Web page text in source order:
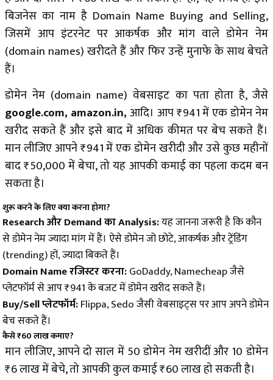
बिजनेस का नाम है Domain Name Buying and Selling,
जिसमें आप इंटरनेट पर आकर्षक और मांग वाले डोमेन नेम
(domain names) खरीदते हैं और फिर उन्हें मुनाफे के साथ बेचते
हैं।
डोमेन नेम (domain name) वेबसाइट का पता होता है, जैसे
google.com, amazon.in,आदि। आप ₹941 में एक डोमेन नेम
खरीद सकते हैं और इसे बाद में अधिक कीमत पर बेच सकते हैं।
मान लीजिए आपने ₹941 में एक डोमेन खरीदी और उसे कुछ महीनों
बाद ₹50,000 में बेचा, तो यह आपकी कमाई का पहला कदम बन
सकता है।
शुरू करने के लिए क्या करना होगा?
Research और Demand का Analysis:यह जानना जरूरी है कि कौन
से डोमेन नेम ज्यादा मांग में हैं। ऐसे डोमेन जो छोटे, आकर्षक और ट्रेंडिंग
(trending) हों, ज्यादा बिकते हैं।
Domain Name रजिस्टर करना:GoDaddy, Namecheap जैसे
प्लेटफॉर्म से आप ₹941 के बजट में डोमेन खरीद सकते हैं।
Buy/Sell प्लेटफॉर्म:Flippa, Sedo जैसी वेबसाइट्स पर आप अपने डोमेन
बेच सकते हैं।
कैसे ₹60 लाख कमाए?
मान लीजिए, आपने दो साल में 50 डोमेन नेम खरीदीं और 10 डोमेन
₹6 लाख में बेचे, तो आपकी कुल कमाई ₹60 लाख हो सकती है।